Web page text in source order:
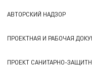
АВТОРСКИЙ НАДЗОР
ПРОЕКТНАЯ И РАБОЧАЯ
ПРОЕКТ САНИТАРНО-